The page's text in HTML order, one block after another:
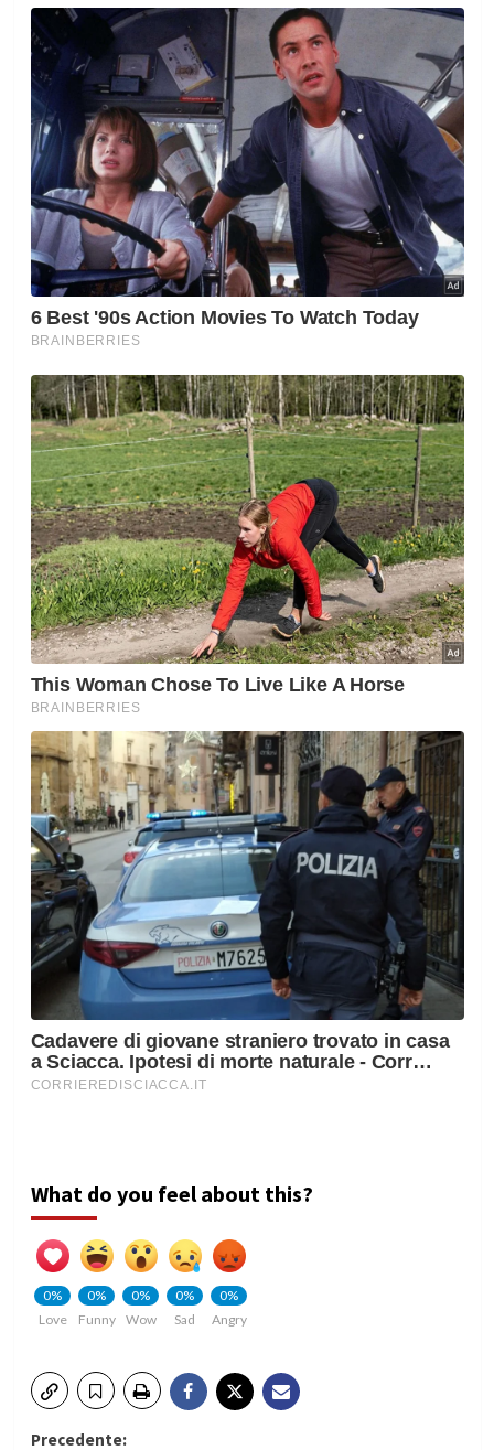
What do you feel about this?
0%
Love
0%
Funny
0%
Wow
0%
Sad
0%
Angry
Precedente: